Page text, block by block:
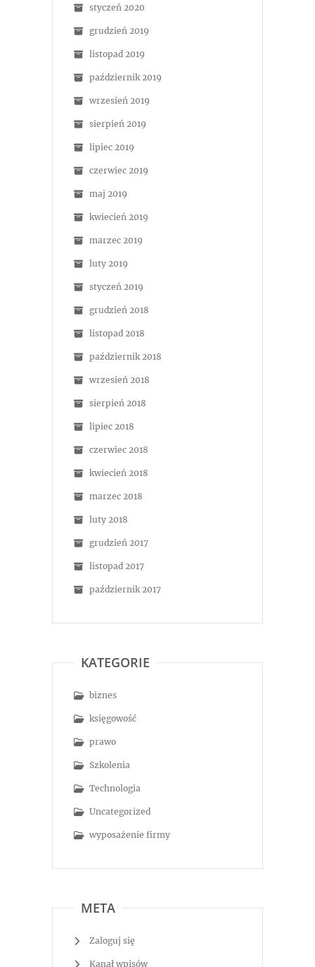
styczeń 2020
grudzień 2019
listopad 2019
październik 2019
wrzesień 2019
sierpień 2019
lipiec 2019
czerwiec 2019
maj 2019
kwiecień 2019
marzec 2019
luty 2019
styczeń 2019
grudzień 2018
listopad 2018
październik 2018
wrzesień 2018
sierpień 2018
lipiec 2018
czerwiec 2018
kwiecień 2018
marzec 2018
luty 2018
grudzień 2017
listopad 2017
październik 2017
KATEGORIE
biznes
księgowość
prawo
Szkolenia
Technologia
Uncategorized
wyposażenie firmy
META
Zaloguj się
Kanał wpisów